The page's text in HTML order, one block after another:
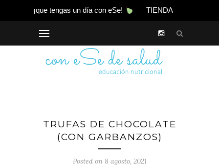
¡que tengas un día con eSe! TIENDA
TRUFAS DE CHOCOLATE
(CON GARBANZOS)
Posted on 8 agosto, 2021